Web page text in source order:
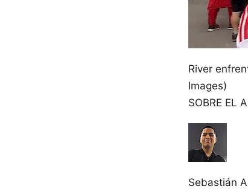
River
Images)
SOBRE EL
Sebastián